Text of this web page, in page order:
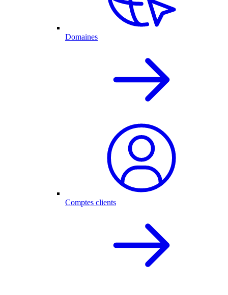
Domaines
Comptes clients